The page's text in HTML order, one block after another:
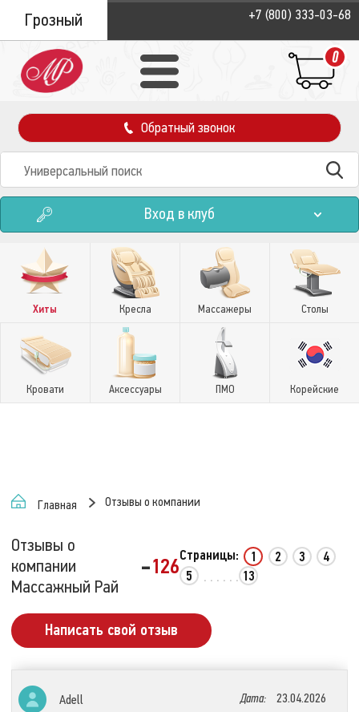
Грозный +7 (800) 333-03-68
0
Обратный звонок
Вход в клуб
Хиты Кресла Массажеры Столы
Кровати Аксессуары ПМО Корейские
Главная Отзывы о компании
Отзывы о
компании
Массажный Рай
-126Страницы: 1 2 3
4
5
. . . . . . 13
Написать свой отзыв
Adell Дата: 23.04.2026